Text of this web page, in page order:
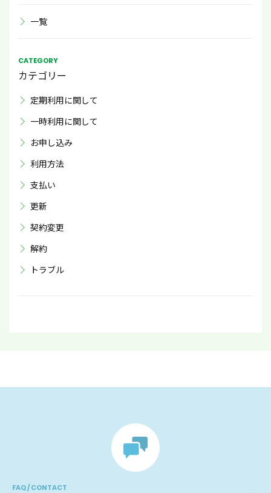
一覧
CATEGORY
カテゴリー
定期利用に関して
一時利用に関して
お申し込み
利用方法
支払い
更新
契約変更
解約
トラブル
FAQ / CONTACT